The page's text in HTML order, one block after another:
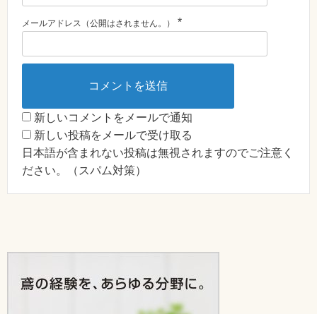
メールアドレス（公開はされません。） *
新しいコメントをメールで通知
新しい投稿をメールで受け取る
日本語が含まれない投稿は無視されますのでご注意く
ださい。（スパム対策）